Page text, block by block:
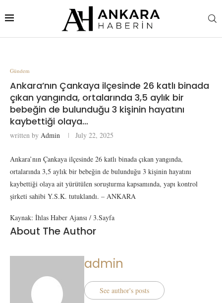
Gündem
Ankara’nın Çankaya ilçesinde 26 katlı binada
çıkan yangında, ortalarında 3,5 aylık bir
bebeğin de bulunduğu 3 kişinin hayatını
kaybettiği olaya…
written by Admin July 22, 2025
Ankara’nın Çankaya ilçesinde 26 katlı binada çıkan yangında,
ortalarında 3,5 aylık bir bebeğin de bulunduğu 3 kişinin hayatını
kaybettiği olaya ait yürütülen soruşturma kapsamında, yapı kontrol
şirketi sahibi Y.S.K. tutuklandı. – ANKARA
Kaynak: İhlas Haber Ajansı / 3.Sayfa
About The Author
admin
See author's posts